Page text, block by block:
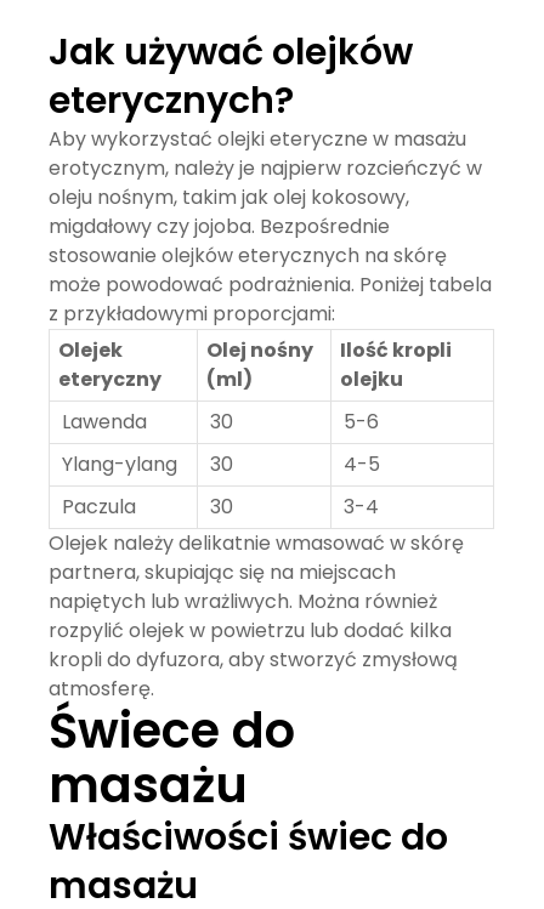
Jak używać olejków
eterycznych?
Aby wykorzystaćolejki eteryczne w masażu
erotycznym, należy je najpierw rozcieńczyć w
oleju nośnym, takim jak olej kokosowy,
migdałowy czy jojoba. Bezpośrednie
stosowanie olejków eterycznych na skórę
może powodować podrażnienia. Poniżej tabela
z przykładowymi proporcjami:
Olejek
eteryczny
Olej nośny
(ml)
Ilość kropli
olejku
Lawenda
30
5-6
Ylang-ylang
30
4-5
Paczula
30
3-4
Olejek należy delikatnie wmasować w skórę
partnera, skupiając się na miejscach
napiętych lub wrażliwych. Można również
rozpylić olejek w powietrzu lub dodać kilka
kropli do dyfuzora, aby stworzyć zmysłową
atmosferę.
Świece do
masażu
Właściwości świec do
masażu